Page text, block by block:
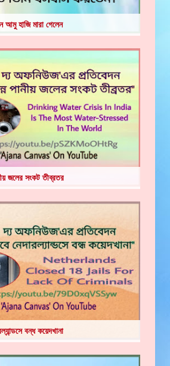
আমু হাজি মারা গেলেন
জলের সংকট তীব্রতর
বন্ধ কয়েদখানা